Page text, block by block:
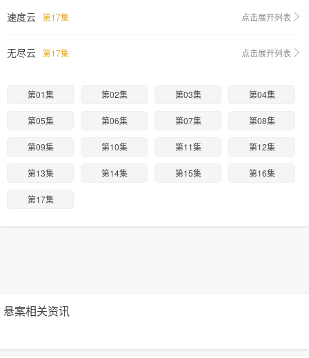
速度云 第17集 点击展开列表
无尽云 第17集 点击展开列表
第01集 第02集 第03集 第04集
第05集 第06集 第07集 第08集
第09集 第10集 第11集 第12集
第13集 第14集 第15集 第16集
第17集
悬案相关资讯